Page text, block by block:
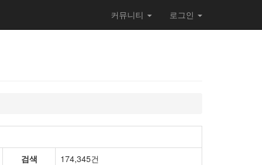
커뮤니티 로그인
검색
174,345건